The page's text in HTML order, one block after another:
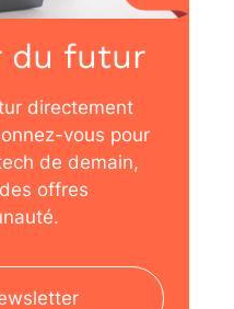
du futur
directement
vous pour
de demain,
offres